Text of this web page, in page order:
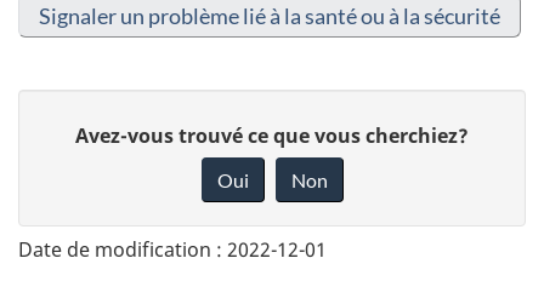
Signaler un problème lié à la santé ou à la sécurité
n
Avez-vous trouvé ce que vous cherchiez?
Oui Non
Date de modification : 2022-12-01